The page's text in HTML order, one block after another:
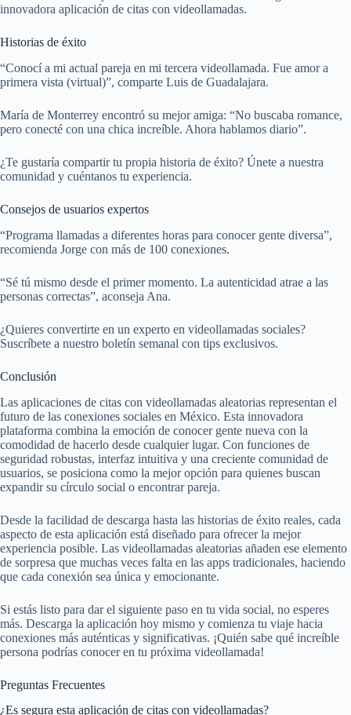
innovadora aplicación de citas con videollamadas.
Historias de éxito
“Conocí a mi actual pareja en mi tercera videollamada. Fue amor a
primera vista (virtual)”, comparte Luis de Guadalajara.
María de Monterrey encontró su mejor amiga: “No buscaba romance,
pero conecté con una chica increíble. Ahora hablamos diario”.
¿Te gustaría compartir tu propia historia de éxito? Únete a nuestra
comunidad y cuéntanos tu experiencia.
Consejos de usuarios expertos
“Programa llamadas a diferentes horas para conocer gente diversa”,
recomienda Jorge con más de 100 conexiones.
“Sé tú mismo desde el primer momento. La autenticidad atrae a las
personas correctas”, aconseja Ana.
¿Quieres convertirte en un experto en videollamadas sociales?
Suscríbete a nuestro boletín semanal con tips exclusivos.
Conclusión
Las aplicaciones de citas con videollamadas aleatorias representan el
futuro de las conexiones sociales en México. Esta innovadora
plataforma combina la emoción de conocer gente nueva con la
comodidad de hacerlo desde cualquier lugar. Con funciones de
seguridad robustas, interfaz intuitiva y una creciente comunidad de
usuarios, se posiciona como la mejor opción para quienes buscan
expandir su círculo social o encontrar pareja.
Desde la facilidad de descarga hasta las historias de éxito reales, cada
aspecto de esta aplicación está diseñado para ofrecer la mejor
experiencia posible. Las videollamadas aleatorias añaden ese elemento
de sorpresa que muchas veces falta en las apps tradicionales, haciendo
que cada conexión sea única y emocionante.
Si estás listo para dar el siguiente paso en tu vida social, no esperes
más. Descarga la aplicación hoy mismo y comienza tu viaje hacia
conexiones más auténticas y significativas. ¡Quién sabe qué increíble
persona podrías conocer en tu próxima videollamada!
Preguntas Frecuentes
¿Es segura esta aplicación de citas con videollamadas?